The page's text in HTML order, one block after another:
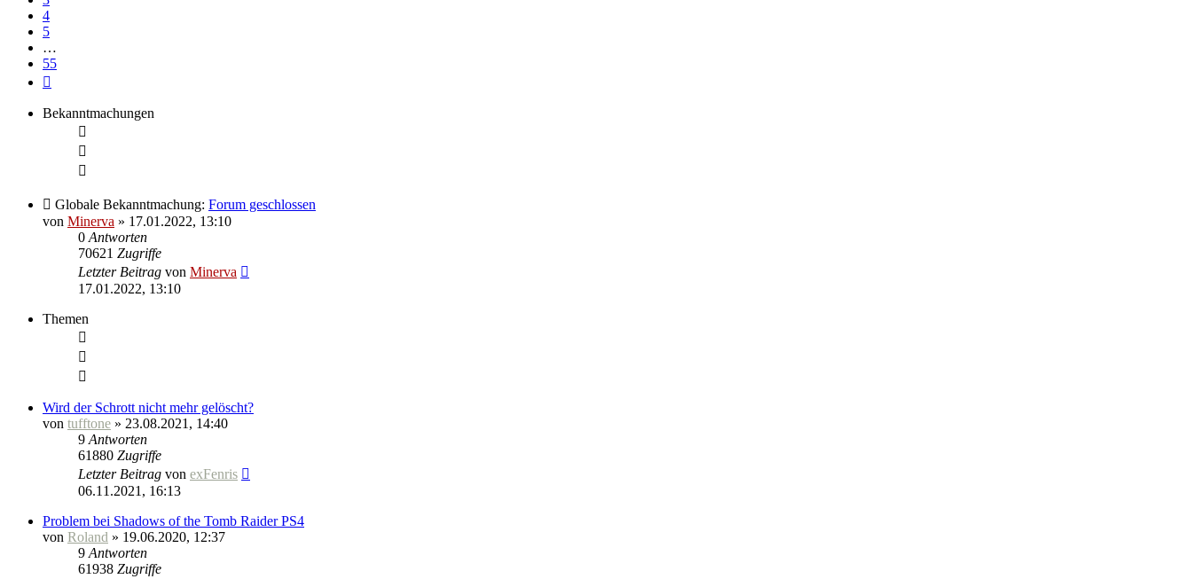
4
5
…
55
Bekanntmachungen
Globale Bekanntmachung: Forum geschlossen
von Minerva » 17.01.2022, 13:10
0 Antworten
70621 Zugriffe
Letzter Beitrag von Minerva
17.01.2022, 13:10
Themen
Wird der Schrott nicht mehr gelöscht?
von tufftone » 23.08.2021, 14:40
9 Antworten
61880 Zugriffe
Letzter Beitrag von exFenris
06.11.2021, 16:13
Problem bei Shadows of the Tomb Raider PS4
von Roland » 19.06.2020, 12:37
9 Antworten
61938 Zugriffe